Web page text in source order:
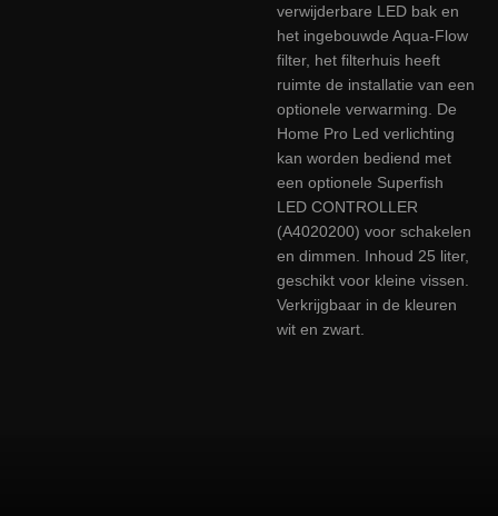
verwijderbare LED bak en
het ingebouwde Aqua-Flow
filter, het filterhuis heeft
ruimte de installatie van een
optionele verwarming. De
Home Pro Led verlichting
kan worden bediend met
een optionele Superfish
LED CONTROLLER
(A4020200) voor schakelen
en dimmen. Inhoud 25 liter,
geschikt voor kleine vissen.
Verkrijgbaar in de kleuren
wit en zwart.